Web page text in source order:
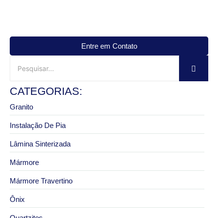
Entre em Contato
CATEGORIAS:
Granito
Instalação De Pia
Lâmina Sinterizada
Mármore
Mármore Travertino
Ônix